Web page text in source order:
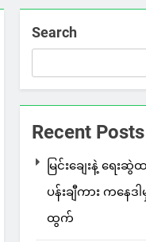
Search
Recent Posts
မြင်းချေးနဲ့ ရေ
ပန်းချီကား ကနေဒ
ထွက်